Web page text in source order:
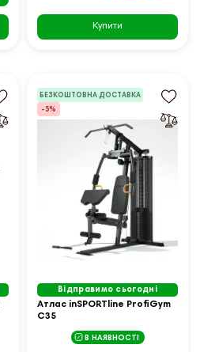
Купити
БЕЗКОШТОВНА ДОСТАВКА
-5%
Відправимо сьогодні
Атлас inSPORTline ProfiGym
C35
В НАЯВНОСТІ